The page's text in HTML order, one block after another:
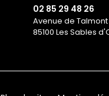
02 85 29 48 26
Avenue de Talmont
85100 Les Sables